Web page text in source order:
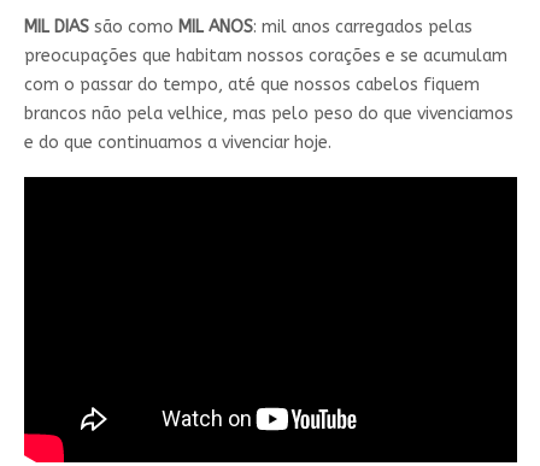
MIL DIASsão como MIL ANOS: mil anos carregados pelas
preocupações que habitam nossos corações e se acumulam
com o passar do tempo, até que nossos cabelos fiquem
brancos não pela velhice, mas pelo peso do que vivenciamos
e do que continuamos a vivenciar hoje.